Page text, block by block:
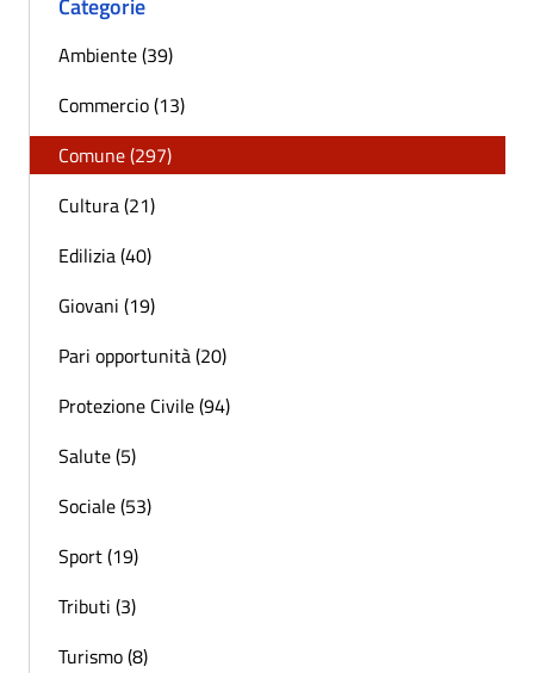
Categorie
Ambiente (39)
Commercio (13)
Comune (297)
Cultura (21)
Edilizia (40)
Giovani (19)
Pari opportunità (20)
Protezione Civile (94)
Salute (5)
Sociale (53)
Sport (19)
Tributi (3)
Turismo (8)